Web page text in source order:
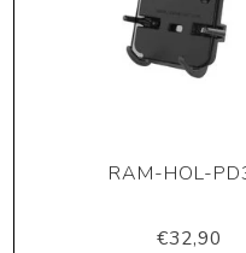
RAM-HOL-
€32,90